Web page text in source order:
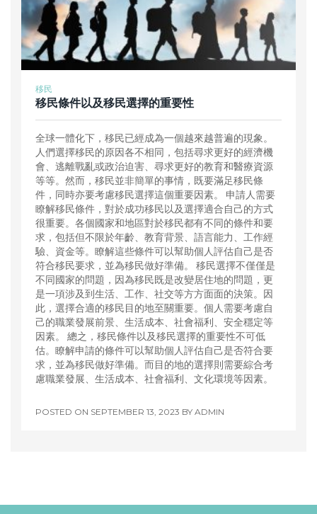
移民
移民條件以及移民選擇的重要性
全球一體化下，移民已經成為一個越來越普遍的現象。
人們選擇移民的原因各不相同，包括尋求更好的經濟機
會、逃離戰亂或政治迫害、尋求更好的教育和醫療資源
等等。然而，移民並非簡單的事情，既要滿足移民條
件，同時亦要考慮移民選擇這個重要因素。 申請人需要
瞭解移民條件，對於成功移民以及選擇適合自己的方式
很重要。各個國家和地區對於移民都有不同的條件和要
求，包括但不限於年齡、教育背景、語言能力、工作經
驗、資金等。瞭解這些條件可以幫助個人評估自己是否
符合移民要求，並為移民做好準備。 移民選擇不僅僅是
不同國家的問題，因為移民既是改變居住地的問題，更
是一項涉及到生活、工作、社交等方方面面的決策。因
此，選擇合適的移民目的地至關重要。個人需要考慮自
己的職業發展前景、生活成本、社會福利、安全穩定等
因素。 總之，移民條件以及移民選擇的重要性不可低
估。瞭解申請的條件可以幫助個人評估自己是否符合要
求，並為移民做好準備。而目的地的選擇則需要綜合考
慮職業發展、生活成本、社會福利、文化環境等因素。
POSTED ON SEPTEMBER 13, 2023 BY ADMIN